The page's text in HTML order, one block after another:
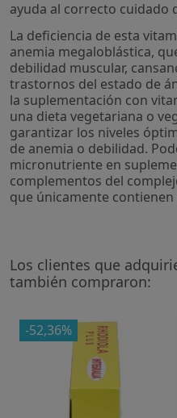
ayuda al correcto cuidado
La deficiencia de esta
anemia megaloblástica,
debilidad muscular,
trastornos del estado de
la suplementación con
una dieta vegetariana o
garantizar los niveles
de anemia o debilidad.
micronutriente en
complementos del
que únicamente contienen
Los clientes que
también compraron:
-52,36%